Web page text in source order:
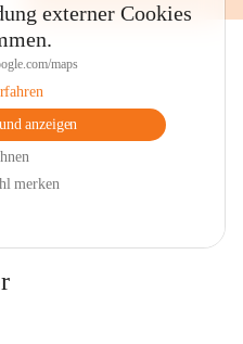
externer Cookies
maps
anzeigen
merken